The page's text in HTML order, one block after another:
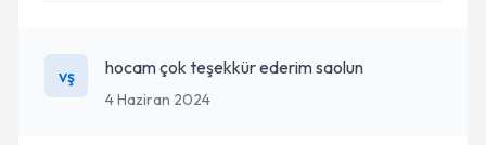
vş hocam çok teşekkür ederim saolun
4 Haziran 2024